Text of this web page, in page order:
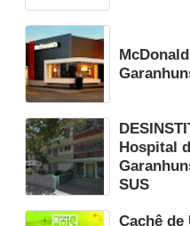
Hospital
SUS
Cachê de